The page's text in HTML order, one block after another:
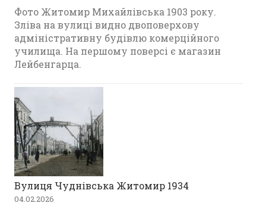
Фото Житомир Михайлівська 1903 року.
Зліва на вулиці видно двоповерхову
адміністративну будівлю комерційного
училища. На першому поверсі є магазин
Лейбенгарца.
Вулиця Чуднівська Житомир 1934
04.02.2026